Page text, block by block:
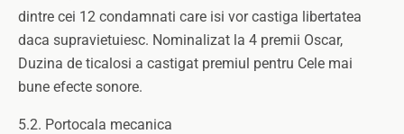
dintre cei 12 condamnati care isi vor castiga libertatea
daca supravietuiesc. Nominalizat la 4 premii Oscar,
Duzina de ticalosi a castigat premiul pentru Cele mai
bune efecte sonore.
5.2. Portocala mecanica